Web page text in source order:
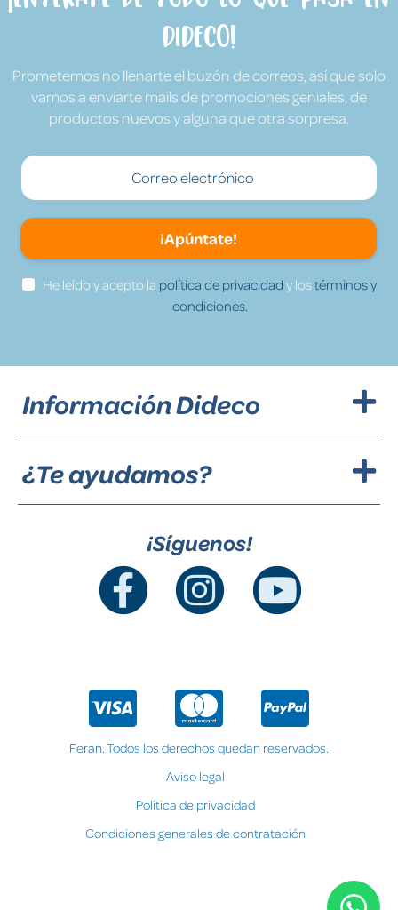
Dideco!
Prometemos no llenarte el buzón de correos, así que solo
vamos a enviarte mails de promociones geniales, de
productos nuevos y alguna que otra sorpresa.
¡Apúntate!
He leído y acepto la política de privacidad y lostérminos y
condiciones.
Información Dideco
¿Te ayudamos?
¡Síguenos!
Feran. Todos los derechos quedan reservados.
Aviso legal
Política de privacidad
Condiciones generales de contratación